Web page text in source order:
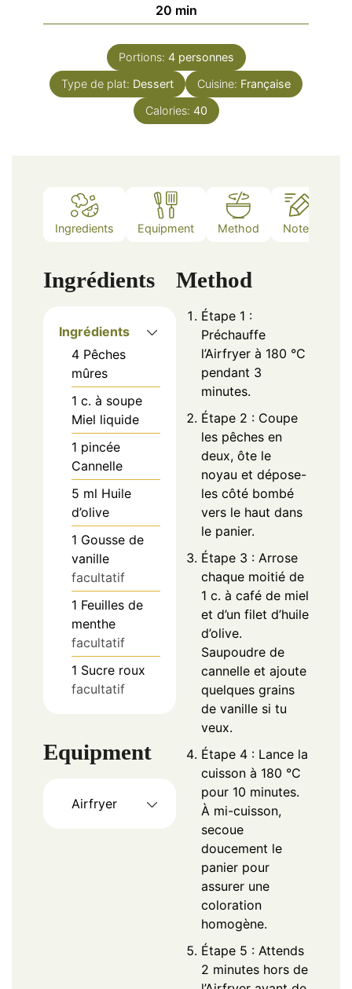
20minutes
min
Portions: 4 personnes
Type de plat: Dessert Cuisine: Française
Calories: 40
Ingredients Equipment Method Notes
Ingrédients
Ingrédients
4 Pêches
mûres
1 c. à soupe
Miel liquide
1 pincée
Cannelle
5 ml Huile
d’olive
1 Gousse de
vanille
facultatif
1 Feuilles de
menthe
facultatif
1 Sucre roux
facultatif
Equipment
Airfryer
Method
Étape 1 :
Préchauffe
l’Airfryer à 180 °C
pendant 3
minutes.
Étape 2 : Coupe
les pêches en
deux, ôte le
noyau et dépose-
les côté bombé
vers le haut dans
le panier.
Étape 3 : Arrose
chaque moitié de
1 c. à café de miel
et d’un filet d’huile
d’olive.
Saupoudre de
cannelle et ajoute
quelques grains
de vanille si tu
veux.
Étape 4 : Lance la
cuisson à 180 °C
pour 10 minutes.
À mi-cuisson,
secoue
doucement le
panier pour
assurer une
coloration
homogène.
Étape 5 : Attends
2 minutes hors de